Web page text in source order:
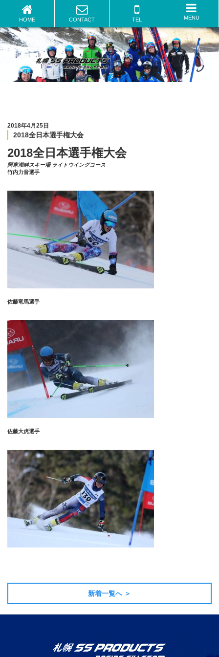
HOME CONTACT TEL MENU
2018年4月25日
2018全日本選手権大会
2018全日本選手権大会
阿寒湖畔スキー場 ライトウイングコース
竹内力音選手
佐藤竜馬選手
佐藤大虎選手
新着一覧へ ＞